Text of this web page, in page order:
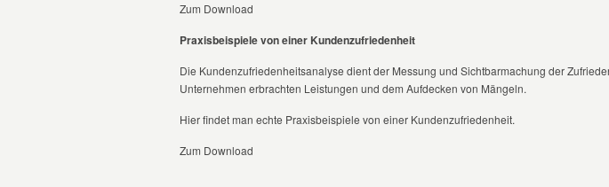
Zum Download
Praxisbeispiele von einer Kundenzufriedenheit
Die Kundenzufriedenheitsanalyse dient der Messung und Sichtbarmachung der
Unternehmen erbrachten Leistungen und dem Aufdecken von Mängeln.
Hier findet man echte Praxisbeispiele von einer Kundenzufriedenheit.
Zum Download